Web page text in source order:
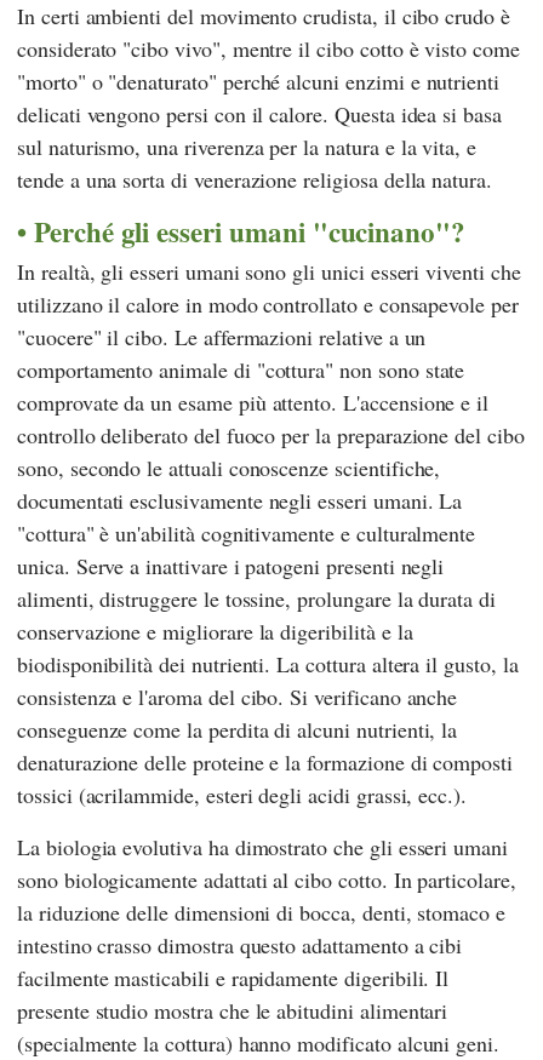
In certi ambienti del movimento crudista, il cibo crudo è
considerato "cibo vivo", mentre il cibo cotto è visto come
"morto" o "denaturato" perché alcuni enzimi e nutrienti
delicati vengono persi con il calore. Questa idea si basa
sul naturismo, una riverenza per la natura e la vita, e
tende a una sorta di venerazione religiosa della natura.
Perché gli esseri umani "cucinano"?
In realtà, gli esseri umani sono gli unici esseri viventi che
utilizzano il calore in modo controllato e consapevole per
"cuocere" il cibo. Le affermazioni relative a un
comportamento animale di "cottura" non sono state
comprovate da un esame più attento. L'accensione e il
controllo deliberato del fuoco per la preparazione del cibo
sono, secondo le attuali conoscenze scientifiche,
documentati esclusivamente negli esseri umani. La
"cottura" è un'abilità cognitivamente e culturalmente
unica. Serve a inattivare i patogeni presenti negli
alimenti, distruggere le tossine, prolungare la durata di
conservazione e migliorare la digeribilità e la
biodisponibilità dei nutrienti. La cottura altera il gusto, la
consistenza e l'aroma del cibo. Si verificano anche
conseguenze come la perdita di alcuni nutrienti, la
denaturazione delle proteine e la formazione di composti
tossici (acrilammide, esteri degli acidi grassi, ecc.).
La biologia evolutiva ha dimostrato che gli esseri umani
sono biologicamente adattati al cibo cotto. In particolare,
la riduzione delle dimensioni di bocca, denti, stomaco e
intestino crasso dimostra questo adattamento a cibi
facilmente masticabili e rapidamente digeribili. Il
presente studio mostra che le abitudini alimentari
(specialmente la cottura) hanno modificato alcuni geni.